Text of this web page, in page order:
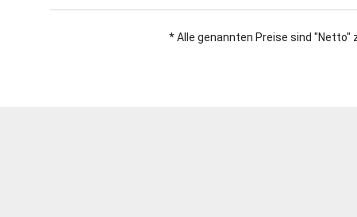
* Alle genannten Preise sind